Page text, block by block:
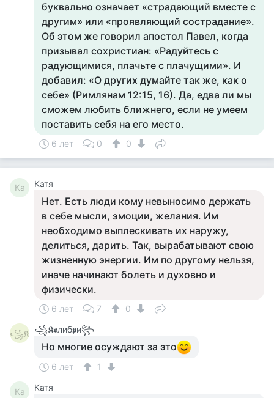
буквально означает «страдающий вместе с
другим» или «проявляющий сострадание».
Об этом же говорил апостол Павел, когда
призывал сохристиан: «Радуйтесь с
радующимися, плачьте с плачущими». И
добавил: «О других думайте так же, как о
себе» (Римлянам 12:15, 16). Да, едва ли мы
сможем любить ближнего, если не умеем
поставить себя на его место.
6 лет 0 0
Ка Катя
Нет. Есть люди кому невыносимо держать
в себе мысли, эмоции, желания. Им
необходимо выплескивать их наружу,
делиться, дарить. Так, вырабатывают свою
жизненную энергии. Им по другому нельзя,
иначе начинают болеть и духовно и
физически.
6 лет 7 0
꧁𝕶 ꧁𝕶𝖔либ𝖕и꧂
Но многие осуждают за это
6 лет 1
Ка Катя